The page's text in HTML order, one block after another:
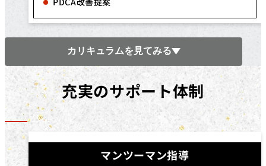
カリキュラムを見てみる
充実のサポート体制
マンツーマン指導